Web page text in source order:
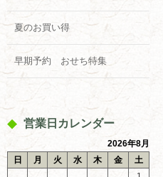
夏のお買い得
早期予約 おせち特集
営業日カレンダー
2026年8月
日
月 火 水 木 金
土